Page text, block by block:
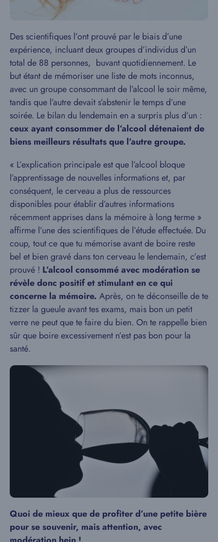
Des scientifiques l’ont prouvé par le biais d’une
expérience, incluant deux groupes d’individus d’un
total de 88 personnes, buvant quotidiennement. Le
but étant de mémoriser une liste de mots inconnus,
avec un groupe consommant de l’alcool le soir même,
tandis que l’autre devait s’abstenir le temps d’une
soirée. Le bilan du lendemain en a surpris plus d’un :
ceux ayant consommer de l’alcool détenaient de
biens meilleurs résultats que l’autre groupe.
« L’explication principale est que l’alcool bloque
l’apprentissage de nouvelles informations et, par
conséquent, le cerveau a plus de ressources
disponibles pour établir d’autres informations
récemment apprises dans la mémoire à long terme »
affirme l’une des scientifiques de l’étude effectuée. Du
coup, tout ce que tu mémorise avant de boire reste
bel et bien gravé dans ton cerveau le lendemain, c’est
prouvé ! L’alcool consommé avec modération se
révèle donc positif et stimulant en ce qui
concerne la mémoire. Après, on te déconseille de te
tizzer la gueule avant tes exams, mais bon un petit
verre ne peut que te faire du bien. On te rappelle bien
sûr que boire excessivement n’est pas bon pour la
santé.
Quoi de mieux que de profiter d’une petite bière
pour se souvenir, mais attention, avec